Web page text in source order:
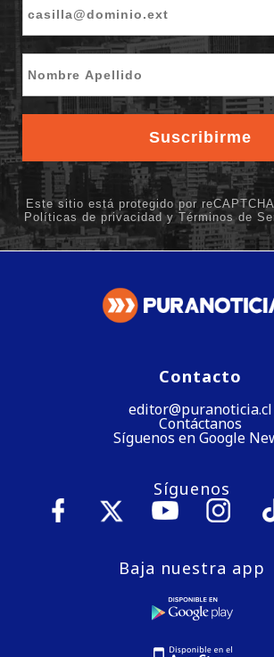
Contacto
editor@puranoticia.cl
Contáctanos
Síguenos en Google
Síguenos
Baja nuestra app